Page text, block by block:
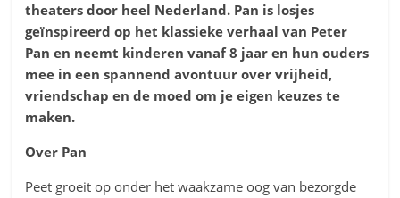
theaters door heel Nederland. Pan is losjes
geïnspireerd op het klassieke verhaal van Peter
Pan en neemt kinderen vanaf 8 jaar en hun ouders
mee in een spannend avontuur over vrijheid,
vriendschap en de moed om je eigen keuzes te
maken.
Over Pan
Peet groeit op onder het waakzame oog van bezorgde